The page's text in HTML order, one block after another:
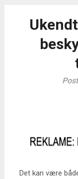
Det kan være